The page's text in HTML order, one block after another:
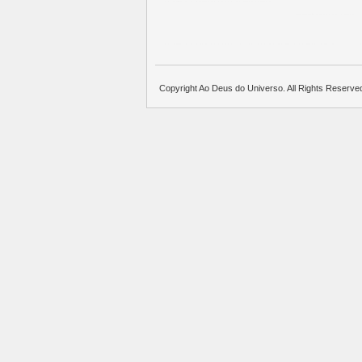
Copyright Ao Deus do Universo. All Rights